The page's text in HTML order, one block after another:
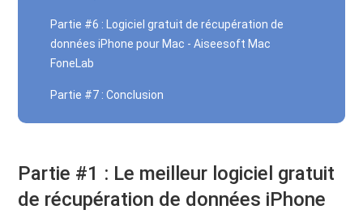
Partie #6 : Logiciel gratuit de récupération de
données iPhone pour Mac - Aiseesoft Mac
FoneLab
Partie #7 : Conclusion
Partie #1 : Le meilleur logiciel gratuit
de récupération de données iPhone